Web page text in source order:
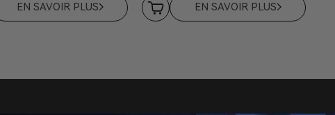
EN SAVOIR PLUS EN SAVOIR PLUS